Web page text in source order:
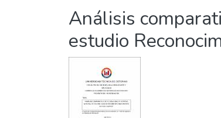
Análisis
estudio